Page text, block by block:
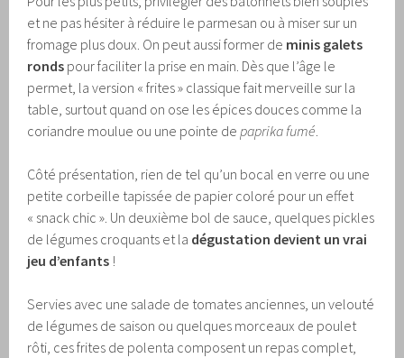
et ne pas hésiter à réduire le parmesan ou à miser sur un
fromage plus doux. On peut aussi former de minis galets
ronds pour faciliter la prise en main. Dès que l’âge le
permet, la version « frites » classique fait merveille sur la
table, surtout quand on ose les épices douces comme la
coriandre moulue ou une pointe de paprika fumé
Côté présentation, rien de tel qu’un bocal en verre ou une
petite corbeille tapissée de papier coloré pour un effet
« snack chic ». Un deuxième bol de sauce, quelques pickles
de légumes croquants et la dégustation devient un vrai
jeu d’enfants !
Servies avec une salade de tomates anciennes, un velouté
de légumes de saison ou quelques morceaux de poulet
rôti, ces frites de polenta composent un repas complet,